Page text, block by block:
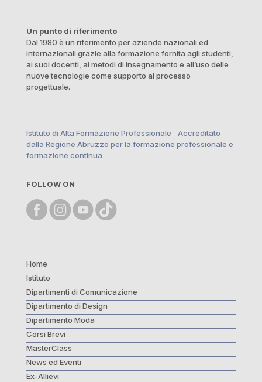
Un punto di riferimento
Dal 1980 è un riferimento per aziende nazionali ed
internazionali grazie alla formazione fornita agli studenti,
ai suoi docenti, ai metodi di insegnamento e all’uso delle
nuove tecnologie come supporto al processo
progettuale.
Istituto di Alta Formazione Professionale Accreditato
dalla Regione Abruzzo per la formazione professionale e
formazione continua
FOLLOW ON
Home
Istituto
Dipartimenti di Comunicazione
Dipartimento di Design
Dipartimento Moda
Corsi Brevi
MasterClass
News ed Eventi
Ex-Allievi